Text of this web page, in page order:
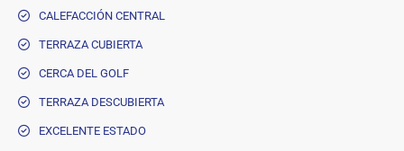
CALEFACCIÓN CENTRAL
TERRAZA CUBIERTA
CERCA DEL GOLF
TERRAZA DESCUBIERTA
EXCELENTE ESTADO